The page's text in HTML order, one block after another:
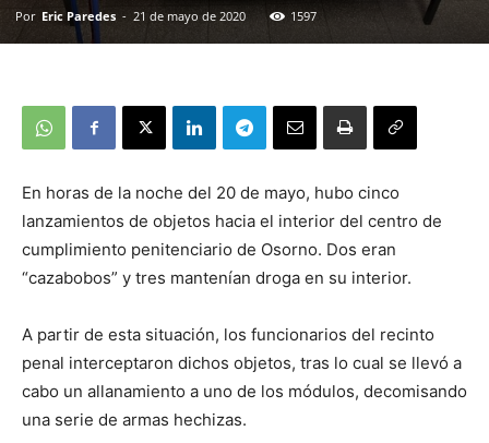
Por Eric Paredes - 21 de mayo de 2020 1597
En horas de la noche del 20 de mayo, hubo cinco
lanzamientos de objetos hacia el interior del centro de
cumplimiento penitenciario de Osorno. Dos eran
“cazabobos” y tres mantenían droga en su interior.
A partir de esta situación, los funcionarios del recinto
penal interceptaron dichos objetos, tras lo cual se llevó a
cabo un allanamiento a uno de los módulos, decomisando
una serie de armas hechizas.